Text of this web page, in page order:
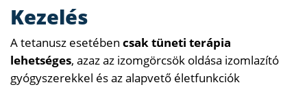
Kezelés
A tetanusz esetében csak tüneti terápia
lehetséges, azaz az izomgörcsök oldása izomlazító
gyógyszerekkel és az alapvető életfunkciók